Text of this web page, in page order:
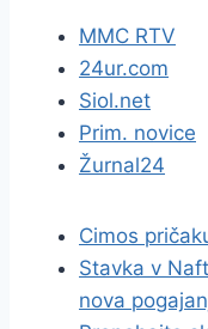
MMC RTV
24ur.com
Siol.net
Prim. novice
Žurnal24
Cimos
Stavka v
nova